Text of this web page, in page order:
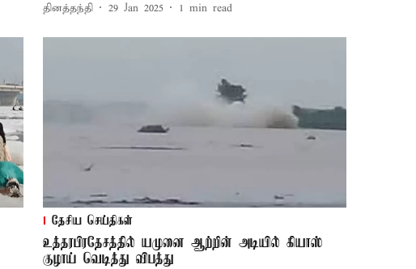
தினத்தந்தி 29 Jan 2025 1 min read
தேசிய செய்திகள்
உத்தரபிரதேசத்தில் யமுனை ஆற்றின் அடியில் கியாஸ்
குழாய் வெடித்து விபத்து